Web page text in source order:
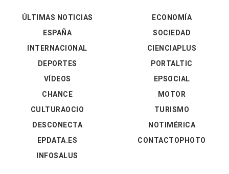
ÚLTIMAS NOTICIAS
ESPAÑA
INTERNACIONAL
DEPORTES
VÍDEOS
ECONOMÍA
SOCIEDAD
CIENCIAPLUS
PORTALTIC
EPSOCIAL
CHANCE
CULTURAOCIO
DESCONECTA
EPDATA.ES
INFOSALUS
MOTOR
TURISMO
NOTIMÉRICA
CONTACTOPHOTO